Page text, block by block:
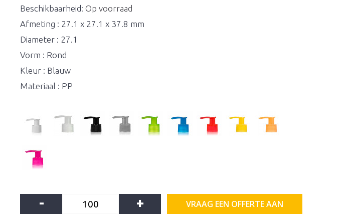
Beschikbaarheid: Op voorraad
Afmeting : 27.1 x 27.1 x 37.8 mm
Diameter : 27.1
Vorm : Rond
Kleur : Blauw
Materiaal : PP
- + VRAAG EEN OFFERTE AAN